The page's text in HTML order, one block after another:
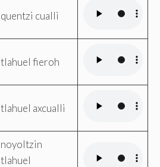
quentzi cualli
tlahuel fieroh
tlahuel axcualli
noyoltzin
tlahuel